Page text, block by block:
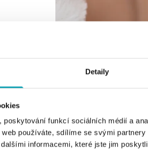
Detaily
poskytování funkcí sociálních médií a
používáte, sdílíme se svými
informacemi, které jste jim